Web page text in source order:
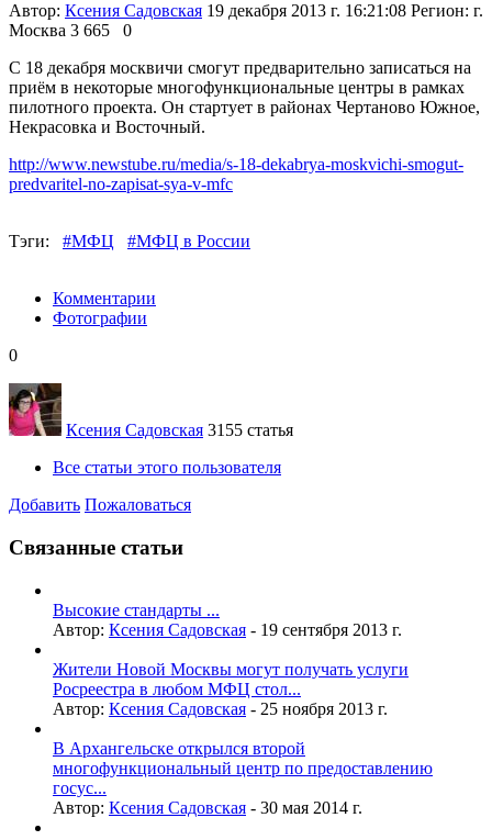
Автор: Ксения Садовская 19 декабря 2013 г. 16:21:08 Регион: г.
Москва 3 665 0
С 18 декабря москвичи смогут предварительно записаться на
приём в некоторые многофункциональные центры в рамках
пилотного проекта. Он стартует в районах Чертаново Южное,
Некрасовка и Восточный.
http://www.newstube.ru/media/s-18-dekabrya-moskvichi-smogut-
predvaritel-no-zapisat-sya-v-mfc
Тэги: #МФЦ #МФЦ в России
Комментарии
Фотографии
0
Ксения Садовская 3155 статья
Все статьи этого пользователя
Добавить Пожаловаться
Связанные статьи
Высокие стандарты ...
Автор: Ксения Садовская - 19 сентября 2013 г.
Жители Новой Москвы могут получать услуги
Росреестра в любом МФЦ стол...
Автор: Ксения Садовская - 25 ноября 2013 г.
В Архангельске открылся второй
многофункциональный центр по предоставлению
госус...
Автор: Ксения Садовская - 30 мая 2014 г.